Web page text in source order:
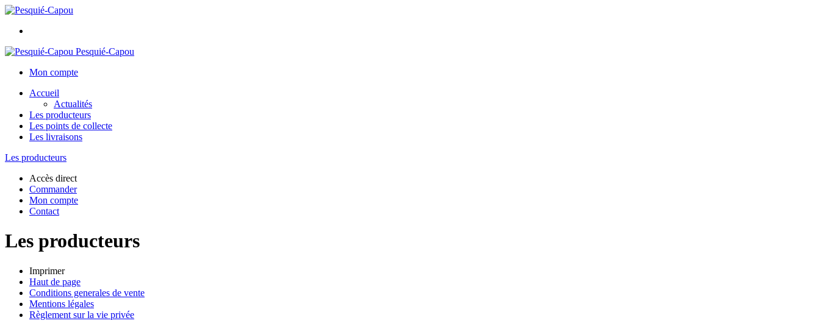
Pesquié-Capou
Mon compte
Accueil
Actualités
Les producteurs
Les points de collecte
Les livraisons
Les producteurs
Accès direct
Commander
Mon compte
Contact
Les producteurs
Imprimer
Haut de page
Conditions generales de vente
Mentions légales
Règlement sur la vie privée